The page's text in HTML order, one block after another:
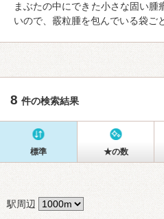
まぶたの中にできた小さな固い
いので、霰粒腫を包んでいる袋ご
8 件の検索結果
標準 ★の数
駅周辺